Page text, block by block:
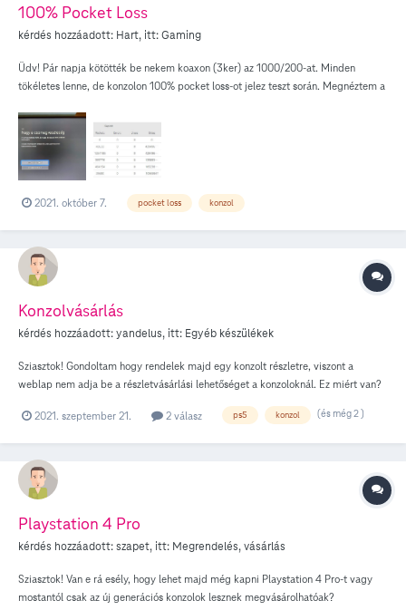
100% Pocket Loss
kérdés hozzáadott: Hart, itt:Gaming
Üdv! Pár napja kötötték be nekem koaxon (3ker) az 1000/200-at. Minden
tökéletes lenne, de konzolon 100% pocket loss-ot jelez teszt során. Megnéztem a
eszköznél, még az androidos smartbox-nál is. Az ügyfélszolgálaton kívül, és port
nyitásokon kívül mit lehet tenni? Előre is köszönöm ha van bárkinek hasznos
tanácsa.
2021. október 7. pocket loss konzol
Konzolvásárlás
kérdés hozzáadott:yandelus, itt: Egyéb készülékek
Sziasztok! Gondoltam hogy rendelek majd egy konzolt részletre, viszont a
weblap nem adja be a részletvásárlási lehetőséget a konzoloknál. Ez miért van?
2021. szeptember 21.
2 válasz ps5 konzol (és még 2 )
Playstation 4 Pro
kérdés hozzáadott:szapet, itt: Megrendelés, vásárlás
Sziasztok! Van e rá esély, hogy lehet majd még kapni Playstation 4 Pro-t vagy
mostantól csak az új generációs konzolok lesznek megvásárolhatóak?